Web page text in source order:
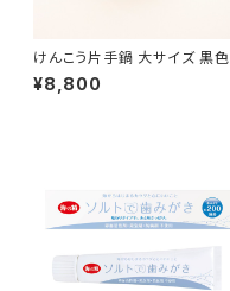
けんこう片手鍋 大サイズ 黒色
¥8,800